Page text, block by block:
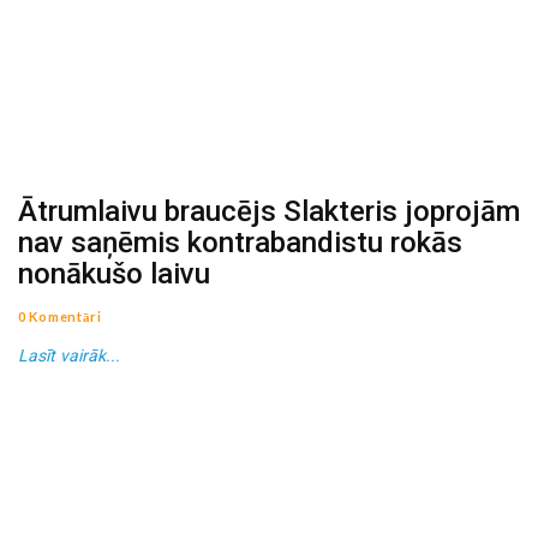
Ātrumlaivu braucējs Slakteris joprojām
nav saņēmis kontrabandistu rokās
nonākušo laivu
0 Komentāri
Lasīt vairāk...